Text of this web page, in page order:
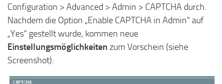
Configuration > Advanced > Admin > CAPTCHA durch.
Nachdem die Option „Enable CAPTCHA in Admin“ auf
„Yes“ gestellt wurde, kommen neue
Einstellungsmöglichkeiten zum Vorschein (siehe
Screenshot):